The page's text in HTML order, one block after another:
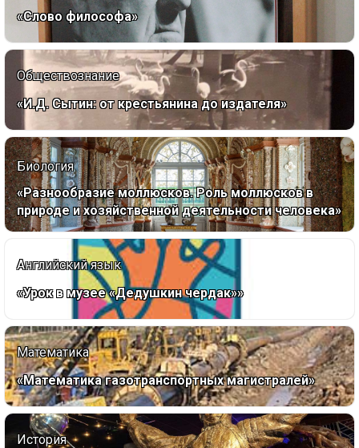
«Слово философа»
Обществознание
«И.Д. Сытин: от крестьянина до издателя»
Биология
«Разнообразие моллюсков. Роль моллюсков в
природе и хозяйственной деятельности человека»
Английский язык
«Урок в музее «Дедушкин чердак»»
Математика
«Математика газотранспортных магистралей»
История